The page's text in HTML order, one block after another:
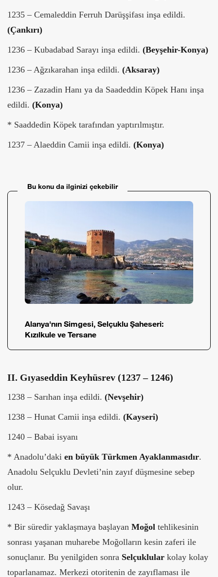
1235 – Cemaleddin Ferruh Darüşşifası inşa edildi.
(Çankırı)
1236 – Kubadabad Sarayı inşa edildi. (Beyşehir-Konya)
1236 – Ağzıkarahan inşa edildi. (Aksaray)
1236 – Zazadin Hanı ya da Saadeddin Köpek Hanı inşa
edildi. (Konya)
* Saaddedin Köpek tarafından yaptırılmıştır.
1237 – Alaeddin Camii inşa edildi. (Konya)
Bu konu da ilginizi çekebilir
Alanya'nın Simgesi, Selçuklu Şaheseri:
Kızılkule ve Tersane
II. Gıyaseddin Keyhüsrev (1237 – 1246)
1238 – Sarıhan inşa edildi. (Nevşehir)
1238 – Hunat Camii inşa edildi. (Kayseri)
1240 – Babai isyanı
* Anadolu’daki en büyük Türkmen Ayaklanmasıdır.
Anadolu Selçuklu Devleti’nin zayıf düşmesine sebep
olur.
1243 – Kösedağ Savaşı
* Bir süredir yaklaşmaya başlayan Moğol tehlikesinin
sonrası yaşanan muharebe Moğolların kesin zaferi ile
sonuçlanır. Bu yenilgiden sonra Selçuklular kolay kolay
toparlanamaz. Merkezi otoritenin de zayıflaması ile